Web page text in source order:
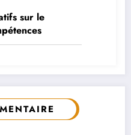
sur le